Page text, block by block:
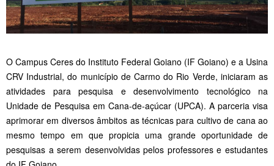
O Campus Ceres do Instituto Federal Goiano (IF Goiano) e a Usina
CRV Industrial, do município de Carmo do Rio Verde, iniciaram as
atividades para pesquisa e desenvolvimento tecnológico na
Unidade de Pesquisa em Cana-de-açúcar (UPCA). A parceria visa
aprimorar em diversos âmbitos as técnicas para cultivo de cana ao
mesmo tempo em que propicia uma grande oportunidade de
pesquisas a serem desenvolvidas pelos professores e estudantes